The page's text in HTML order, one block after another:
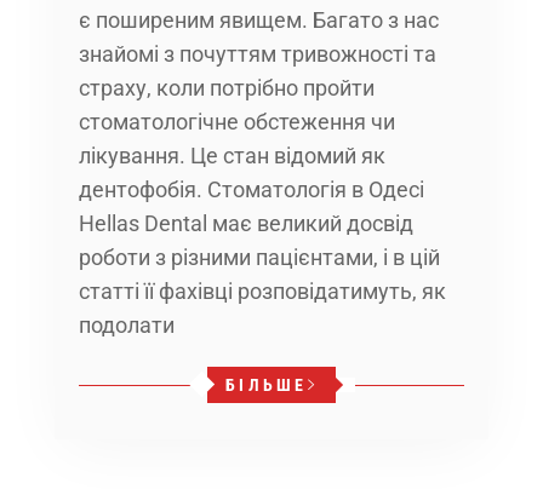
є поширеним явищем. Багато з нас
знайомі з почуттям тривожності та
страху, коли потрібно пройти
стоматологічне обстеження чи
лікування. Це стан відомий як
дентофобія. Стоматологія в Одесі
Hellas Dental має великий досвід
роботи з різними пацієнтами, і в цій
статті її фахівці розповідатимуть, як
подолати
БІЛЬШЕ